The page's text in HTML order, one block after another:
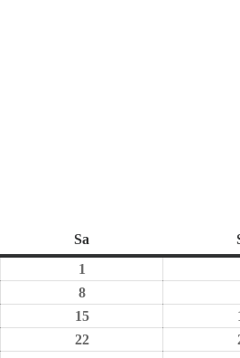
Sa
1
8
15
22